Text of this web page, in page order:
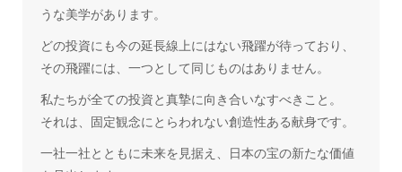
うな美学があります。
どの投資にも今の延長線上にはない飛躍が待っており、
その飛躍には、一つとして同じものはありません。
私たちが全ての投資と真摯に向き合いなすべきこと。
それは、固定観念にとらわれない創造性ある献身です。
一社一社とともに未来を見据え、日本の宝の新たな価値